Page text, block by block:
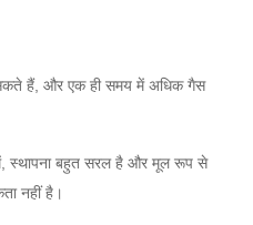
असाइन
Q345, SS304,
45 # स्टील (उच्च शक्ति कार्बन
हैं, और एक ही समय में अधिक गैस
स्थापना बहुत सरल है और मूल रूप से
नहीं है।